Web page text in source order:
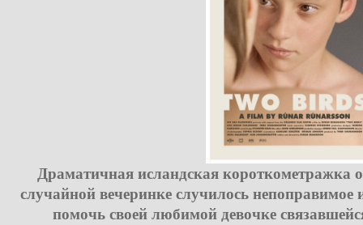
Драматичная исландская короткометражка
случайной вечеринке случилось непоправимое
помочь своей любимой девочке